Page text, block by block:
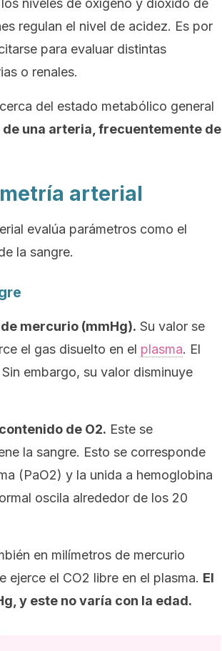
niveles de oxígeno y dióxido de
regulan el nivel de acidez. Es por
para evaluar distintas
o renales.
del estado metabólico general
una arteria, frecuentemente de
arterial
evalúa parámetros como el
la sangre.
mercurio (mmHg). Su valor se
el gas disuelto en el plasma. El
embargo, su valor disminuye
de O2. Este se
la sangre. Esto se corresponde
(PaO2) y la unida a hemoglobina
oscila alrededor de los 20
en milímetros de mercurio
ejerce el CO2 libre en el plasma. El
y este no varía con la edad.